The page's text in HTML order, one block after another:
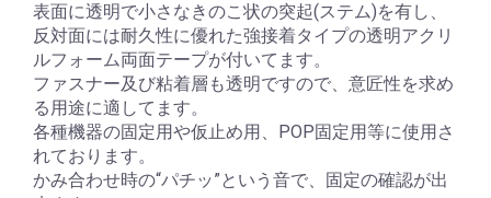
表面に透明で小さなきのこ状の突起(ステム)を有し、
反対面には耐久性に優れた強接着タイプの透明アクリ
ルフォーム両面テープが付いてます。
ファスナー及び粘着層も透明ですので、意匠性を求め
る用途に適してます。
各種機器の固定用や仮止め用、POP固定用等に使用さ
れております。
かみ合わせ時の“パチッ”という音で、固定の確認が出